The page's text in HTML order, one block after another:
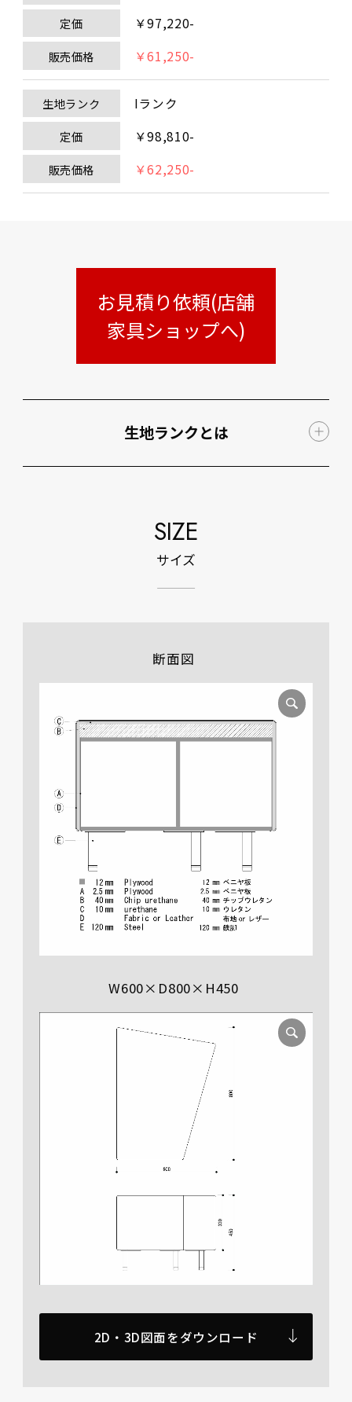
定価 ￥97,220-
販売価格 ￥61,250-
生地ランク Iランク
定価 ￥98,810-
販売価格 ￥62,250-
お見積り依頼(店舗
家具ショップへ)
生地ランクとは
SIZE
サイズ
断面図
W600×D800×H450
2D・3D図面をダウンロード